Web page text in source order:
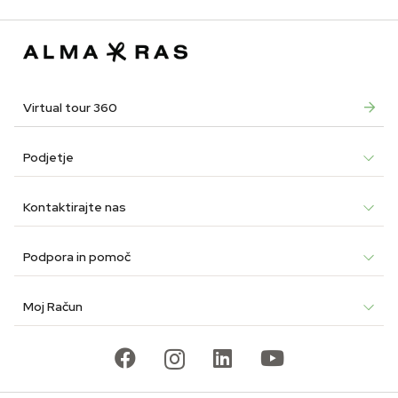
€34.90.
€20.94. €49.90.
€29.94.
Virtual tour 360
Podjetje
Kontaktirajte nas
Podpora in pomoč
Moj Račun